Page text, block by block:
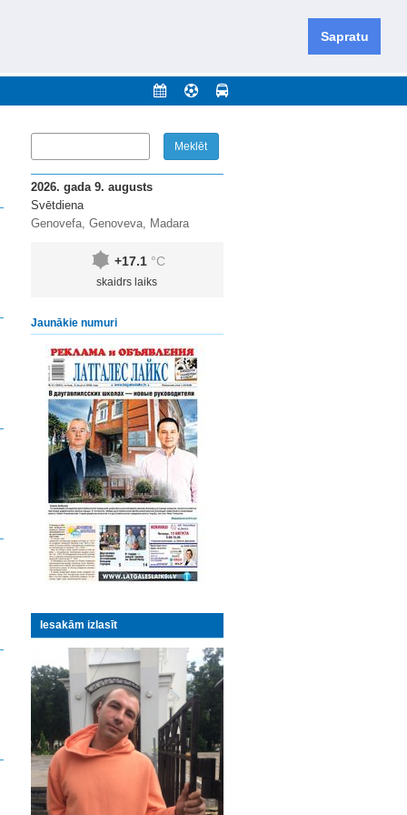
Sapratu
novadu un apkārtējos novadus un pilsētas.
2026. gada 9. augusts
Svētdiena
Genovefa, Genoveva, Madara
+17.1 °C
skaidrs laiks
Jaunākie numuri
Iesakām izlasīt